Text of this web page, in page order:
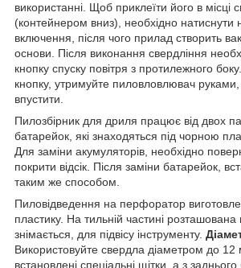
використанні. Щоб приклеїти його в місці
(контейнером вниз), необхідно натиснути
включення, після чого прилад створить
основи. Після виконання свердління
кнопку спуску повітря з протилежного
кнопку, утримуйте пиловловлювач
впустити.
Пилозбірник для дриля працює від двох
батарейок, які знаходяться під чорною
Для заміни акумуляторів, необхідно
покрити відсік. Після заміни батарейок,
таким же способом.
Пиловідведення на перфоратор
пластику. На тильній частині
знімається, для підвісу інструменту.
Використовуйте свердла діаметром до 12
встановлені спеціальні щітки, а з